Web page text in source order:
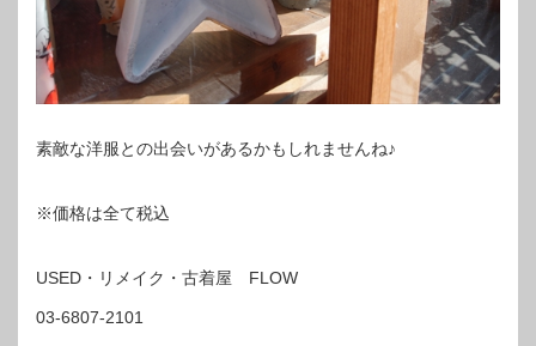
素敵な洋服との出会いがあるかもしれませんね♪
※価格は全て税込
USED・リメイク・古着屋 FLOW
03-6807-2101